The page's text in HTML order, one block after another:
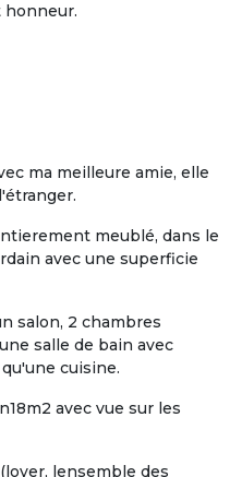
ma meilleure amie, elle
meublé, dans le
avec une superficie
salon, 2 chambres
salle de bain avec
cuisine.
avec vue sur les
lensemble des